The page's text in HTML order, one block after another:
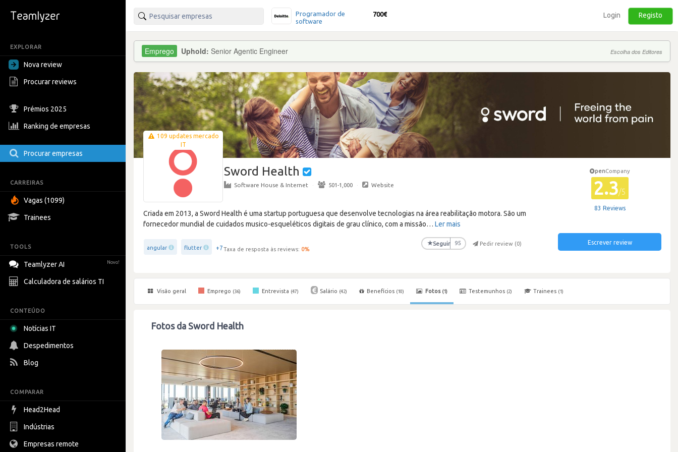
EXPLORAR
Nova review
Procurar reviews
Prémios 2025
Ranking de empresas
Procurar empresas
CARREIRAS
Vagas (1099)
Trainees
TOOLS
Teamlyzer AI Novo!
Calculadora de salários TI
CONTEÚDO
Notícias IT
Despedimentos
Blog
COMPARAR
Head2Head
Indústrias
Empresas remote
Programador de
software
700€ Login Registo
Uphold: Senior Agentic Engineer Escolha dos Editores
109 updates mercado
IT
Sword Health
Software House & Internet · 501-1,000 · Website
Criada em 2013, a Sword Health é uma startup portuguesa que desenvolve tecnologias na área reabilitação motora. São um
fornecedor mundial de cuidados musico-esqueléticos digitais de grau clínico, com a missão… Ler mais
angular flutter +7Taxa de resposta às reviews: 0%
★Seguir 95 Pedir review (0)
penCompany
2.3/5
83 Reviews
Escrever review
Visão geral Emprego (36) Entrevista (47) Salário (42) Benefícios (10) Fotos (1) Testemunhos (2) Trainees (1)
Fotos da Sword Health